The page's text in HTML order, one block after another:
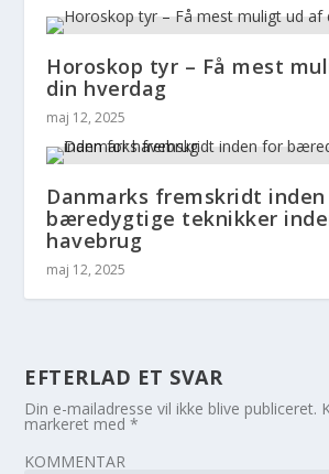
Horoskop tyr – Få mest
din hverdag
maj 12, 2025
Danmarks fremskridt
bæredygtige teknikker
havebrug
maj 12, 2025
EFTERLAD ET SVAR
Din e-mailadresse vil ikke blive publiceret.
markeret med*
KOMMENTAR